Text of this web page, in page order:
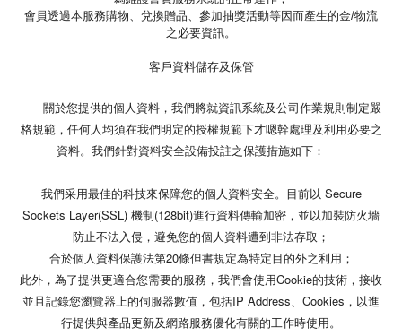
會員透過本服務購物、兌換贈品、參加抽獎活動等因而產生的金/物流
之必要資訊。
客戶資料儲存及保管
關於您提供的個人資料，我們將就資訊系統及公司作業規則制定嚴
格規範，任何人均須在我們明定的授權規範下才嗯幹處理及利用必要之
資料。我們針對資料安全設備投註之保護措施如下：
我們采用最佳的科技來保障您的個人資料安全。目前以 Secure
Sockets Layer(SSL) 機制(128bit)進行資料傳輸加密，並以加裝防火墻
防止不法入侵，避免您的個人資料遭到非法存取；
合於個人資料保護法第20條但書規定為特定目的外之利用；
此外，為了提供更適合您需要的服務，我們會使用Cookie的技術，接收
並且記錄您瀏覽器上的伺服器數值，包括IP Address、Cookies，以進
行提供與產品更新及網路服務優化有關的工作時使用。